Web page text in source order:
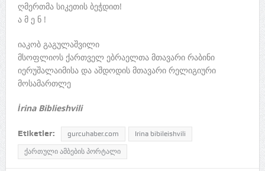
ღმერთმა სიკეთის ბეჭდით!
ა მ ე ნ !
იაკობ გაგულაშვილი
მსოფლიოს ქართველ ებრაელთა მთავარი რაბინი
იერუშალაიმისა და აშდოდის მთავარი რელიგიური
მოსამართლე
İrina Biblieshvili
Etiketler: gurcuhaber.com Irina bibileishvili
ქართული ამბების პორტალი